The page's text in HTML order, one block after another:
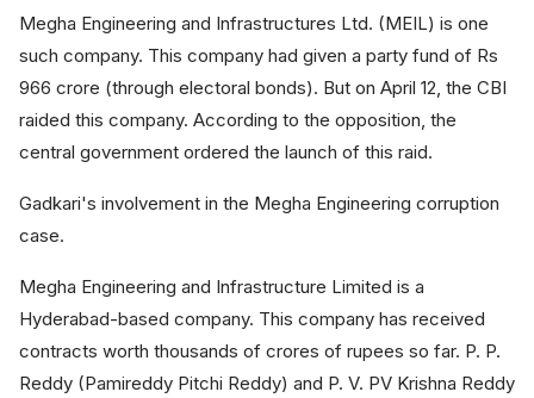
Megha Engineering and Infrastructures Ltd. (MEIL) is one
such company. This company had given a party fund of Rs
966 crore (through electoral bonds). But on April 12, the CBI
raided this company. According to the opposition, the
central government ordered the launch of this raid.
Gadkari's involvement in the Megha Engineering corruption
case.
Megha Engineering and Infrastructure Limited is a
Hyderabad-based company. This company has received
contracts worth thousands of crores of rupees so far. P. P.
Reddy (Pamireddy Pitchi Reddy) and P. V. PV Krishna Reddy